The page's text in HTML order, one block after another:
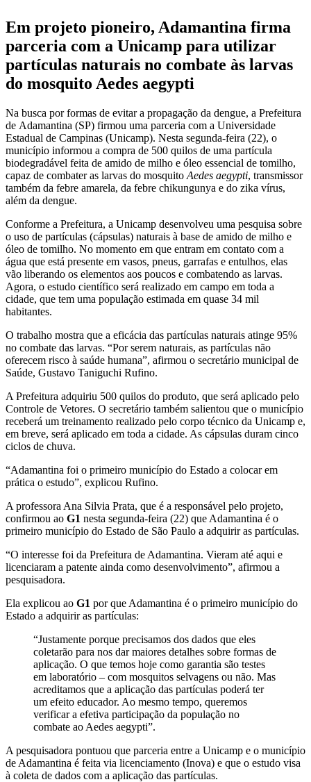
Em projeto pioneiro, Adamantina firma
parceria com a Unicamp para utilizar
partículas naturais no combate às larvas
do mosquito Aedes aegypti
Na busca por formas de evitar a propagação da dengue, a Prefeitura
de Adamantina (SP) firmou uma parceria com a Universidade
Estadual de Campinas (Unicamp). Nesta segunda-feira (22), o
município informou a compra de 500 quilos de uma partícula
biodegradável feita de amido de milho e óleo essencial de tomilho,
capaz de combater as larvas do mosquito Aedes aegypti, transmissor
também da febre amarela, da febre chikungunya e do zika vírus,
além da dengue.
Conforme a Prefeitura, a Unicamp desenvolveu uma pesquisa sobre
o uso de partículas (cápsulas) naturais à base de amido de milho e
óleo de tomilho. No momento em que entram em contato com a
água que está presente em vasos, pneus, garrafas e entulhos, elas
vão liberando os elementos aos poucos e combatendo as larvas.
Agora, o estudo científico será realizado em campo em toda a
cidade, que tem uma população estimada em quase 34 mil
habitantes.
O trabalho mostra que a eficácia das partículas naturais atinge 95%
no combate das larvas. “Por serem naturais, as partículas não
oferecem risco à saúde humana”, afirmou o secretário municipal de
Saúde, Gustavo Taniguchi Rufino.
A Prefeitura adquiriu 500 quilos do produto, que será aplicado pelo
Controle de Vetores. O secretário também salientou que o município
receberá um treinamento realizado pelo corpo técnico da Unicamp e,
em breve, será aplicado em toda a cidade. As cápsulas duram cinco
ciclos de chuva.
“Adamantina foi o primeiro município do Estado a colocar em
prática o estudo”, explicou Rufino.
A professora Ana Silvia Prata, que é a responsável pelo projeto,
confirmou ao G1 nesta segunda-feira (22) que Adamantina é o
primeiro município do Estado de São Paulo a adquirir as partículas.
“O interesse foi da Prefeitura de Adamantina. Vieram até aqui e
licenciaram a patente ainda como desenvolvimento”, afirmou a
pesquisadora.
Ela explicou ao G1 por que Adamantina é o primeiro município do
Estado a adquirir as partículas:
“Justamente porque precisamos dos dados que eles
coletarão para nos dar maiores detalhes sobre formas de
aplicação. O que temos hoje como garantia são testes
em laboratório – com mosquitos selvagens ou não. Mas
acreditamos que a aplicação das partículas poderá ter
um efeito educador. Ao mesmo tempo, queremos
verificar a efetiva participação da população no
combate ao Aedes aegypti”.
A pesquisadora pontuou que parceria entre a Unicamp e o município
de Adamantina é feita via licenciamento (Inova) e que o estudo visa
à coleta de dados com a aplicação das partículas.